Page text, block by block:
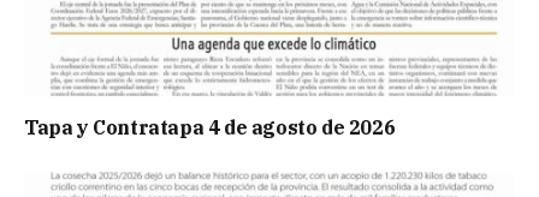
Tapa y Contratapa 4 de agosto de 2026